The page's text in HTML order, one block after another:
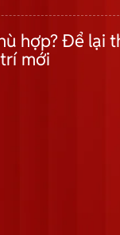
hợp? Để lại
mới